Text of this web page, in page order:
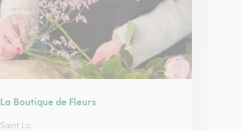
La Boutique de Fleurs
Saint Lo